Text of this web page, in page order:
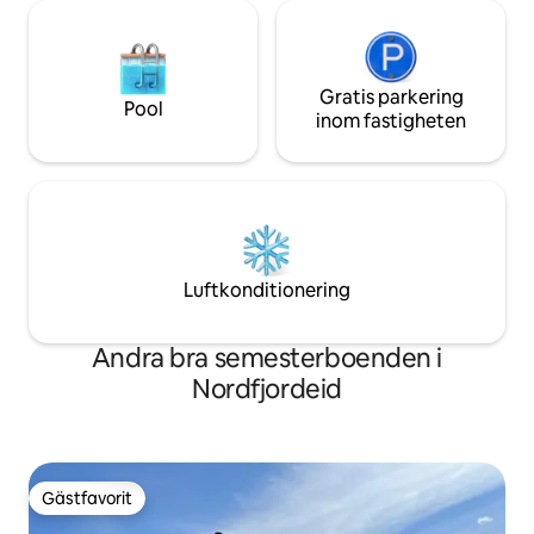
Pool
Gratis parkering
inom fastigheten
Luftkonditionering
Andra bra semesterboenden i
Nordfjordeid
Gästfavorit
Gästfavorit